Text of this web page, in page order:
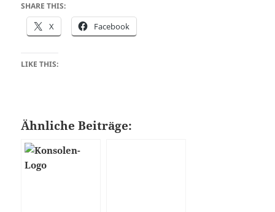
SHARE THIS:
X Facebook
LIKE THIS:
Ähnliche Beiträge: